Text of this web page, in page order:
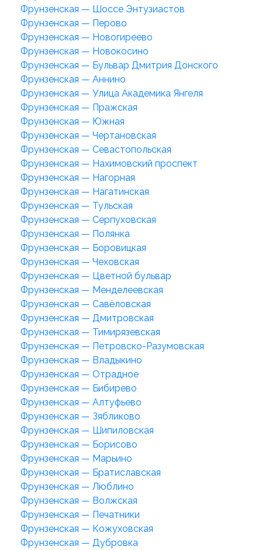
Фрунзенская — Шоссе Энтузиастов
Фрунзенская — Перово
Фрунзенская — Новогиреево
Фрунзенская — Новокосино
Фрунзенская — Бульвар Дмитрия Донского
Фрунзенская — Аннино
Фрунзенская — Улица Академика Янгеля
Фрунзенская — Пражская
Фрунзенская — Южная
Фрунзенская — Чертановская
Фрунзенская — Севастопольская
Фрунзенская — Нахимовский проспект
Фрунзенская — Нагорная
Фрунзенская — Нагатинская
Фрунзенская — Тульская
Фрунзенская — Серпуховская
Фрунзенская — Полянка
Фрунзенская — Боровицкая
Фрунзенская — Чеховская
Фрунзенская — Цветной бульвар
Фрунзенская — Менделеевская
Фрунзенская — Савёловская
Фрунзенская — Дмитровская
Фрунзенская — Тимирязевская
Фрунзенская — Петровско-Разумовская
Фрунзенская — Владыкино
Фрунзенская — Отрадное
Фрунзенская — Бибирево
Фрунзенская — Алтуфьево
Фрунзенская — Зябликово
Фрунзенская — Шипиловская
Фрунзенская — Борисово
Фрунзенская — Марьино
Фрунзенская — Братиславская
Фрунзенская — Люблино
Фрунзенская — Волжская
Фрунзенская — Печатники
Фрунзенская — Кожуховская
Фрунзенская — Дубровка